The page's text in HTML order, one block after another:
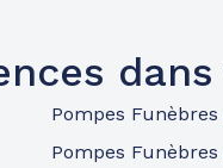
Pompes Funèbres
Pompes Funèbres